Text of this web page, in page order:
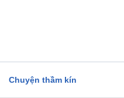
Chuyện thầm kín